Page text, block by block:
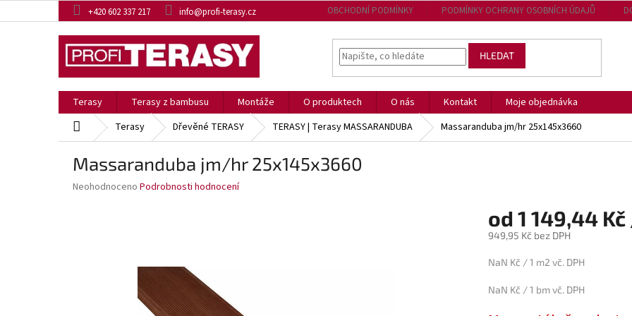
na
+420 602 337 217 info@profi-terasy.cz OBCHODNÍ PODMÍNKY PODMÍNKY OCHRANY OSOBNÍCH ÚDAJŮ
HLEDAT
Terasy Terasy z bambusu Montáže O produktech O nás Kontakt
Moje objednávka
Domů Terasy Dřevěné TERASY TERASY | Terasy MASSARANDUBA Massaranduba jm/hr 25x145x3660
Massaranduba jm/hr 25x145x3660
Průměrné
Neohodnoceno Podrobnosti hodnocení
od 1 149,44
949,95 Kč bez DPH
cena:
NaN Kč / 1 m2 vč. DPH
NaN Kč / 1 bm vč. DPH